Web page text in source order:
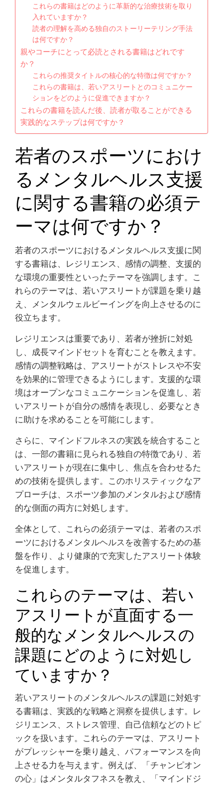
これらの書籍はどのように革新的な治療技術を取り
入れていますか？
読者の理解を高める独自のストーリーテリング手法
は何ですか？
親やコーチにとって必読とされる書籍はどれです
か？
これらの推奨タイトルの核心的な特徴は何ですか？
これらの書籍は、若いアスリートとのコミュニケー
ションをどのように促進できますか？
これらの書籍を読んだ後、読者が取ることができる
実践的なステップは何ですか？
若者のスポーツにおけ
るメンタルヘルス支援
に関する書籍の必須テ
ーマは何ですか？
若者のスポーツにおけるメンタルヘルス支援に関
する書籍は、レジリエンス、感情の調整、支援的
な環境の重要性といったテーマを強調します。こ
れらのテーマは、若いアスリートが課題を乗り越
え、メンタルウェルビーイングを向上させるのに
役立ちます。
レジリエンスは重要であり、若者が挫折に対処
し、成長マインドセットを育むことを教えます。
感情の調整戦略は、アスリートがストレスや不安
を効果的に管理できるようにします。支援的な環
境はオープンなコミュニケーションを促進し、若
いアスリートが自分の感情を表現し、必要なとき
に助けを求めることを可能にします。
さらに、マインドフルネスの実践を統合すること
は、一部の書籍に見られる独自の特徴であり、若
いアスリートが現在に集中し、焦点を合わせるた
めの技術を提供します。このホリスティックなア
プローチは、スポーツ参加のメンタルおよび感情
的な側面の両方に対処します。
全体として、これらの必須テーマは、若者のスポ
ーツにおけるメンタルヘルスを改善するための基
盤を作り、より健康的で充実したアスリート体験
を促進します。
これらのテーマは、若い
アスリートが直面する一
般的なメンタルヘルスの
課題にどのように対処し
ていますか？
若いアスリートのメンタルヘルスの課題に対処す
る書籍は、実践的な戦略と洞察を提供します。レ
ジリエンス、ストレス管理、自己信頼などのトピ
ックを扱います。これらのテーマは、アスリート
がプレッシャーを乗り越え、パフォーマンスを向
上させる力を与えます。例えば、「チャンピオン
の心」はメンタルタフネスを教え、「マインドジ